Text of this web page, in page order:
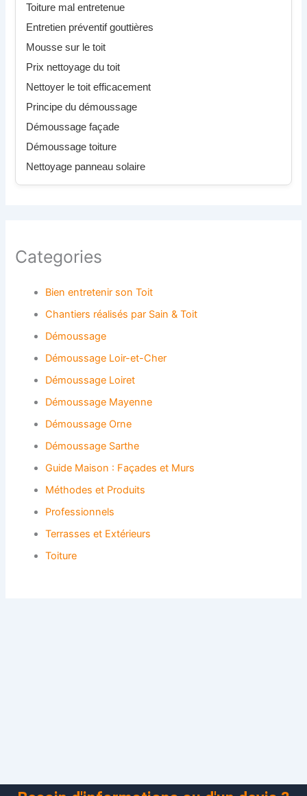
Toiture mal entretenue
Entretien préventif gouttières
Mousse sur le toit
Prix nettoyage du toit
Nettoyer le toit efficacement
Principe du démoussage
Démoussage façade
Démoussage toiture
Nettoyage panneau solaire
Categories
Bien entretenir son Toit
Chantiers réalisés par Sain & Toit
Démoussage
Démoussage Loir-et-Cher
Démoussage Loiret
Démoussage Mayenne
Démoussage Orne
Démoussage Sarthe
Guide Maison : Façades et Murs
Méthodes et Produits
Professionnels
Terrasses et Extérieurs
Toiture